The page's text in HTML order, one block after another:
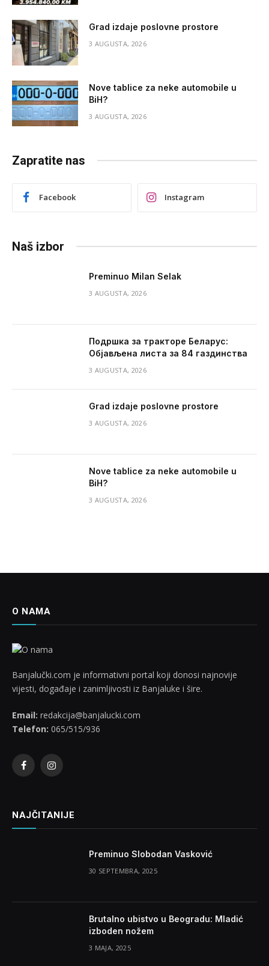
Grad izdaje poslovne prostore
3 AUGUSTA, 2026
Nove tablice za neke automobile u
BiH?
3 AUGUSTA, 2026
Zapratite nas
Facebook Instagram
Naš izbor
Preminuo Milan Selak
3 AUGUSTA, 2026
Подршка за тракторе Беларус:
Објављена листа за 84 газдинства
3 AUGUSTA, 2026
Grad izdaje poslovne prostore
3 AUGUSTA, 2026
Nove tablice za neke automobile u
BiH?
3 AUGUSTA, 2026
O NAMA
Banjalučki.com je informativni portal koji donosi najnovije
vijesti, događaje i zanimljivosti iz Banjaluke i šire.
Email: redakcija@banjalucki.com
Telefon: 065/515/936
FacebookInstagram
NAJČITANIJE
Preminuo Slobodan Vasković
30 SEPTEMBRA, 2025
Brutalno ubistvo u Beogradu: Mladić
izboden nožem
3 MAJA, 2025